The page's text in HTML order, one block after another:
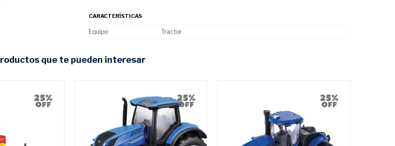
CARACTERÍSTICAS
Equipo Tractor
productos que te pueden interesar